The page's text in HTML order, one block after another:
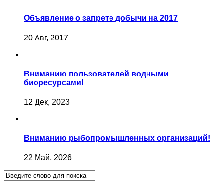
Объявление о запрете добычи на 2017
20 Авг, 2017
Вниманию пользователей водными
биоресурсами!
12 Дек, 2023
Вниманию рыбопромышленных организаций!
22 Май, 2026